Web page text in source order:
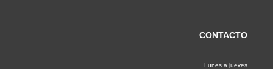
CONTACTO
Lunes a jueves